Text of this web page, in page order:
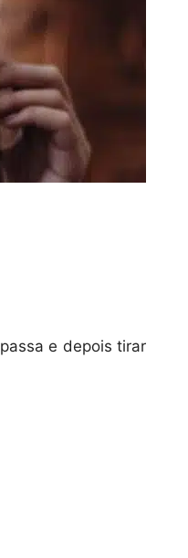
e depois tirar